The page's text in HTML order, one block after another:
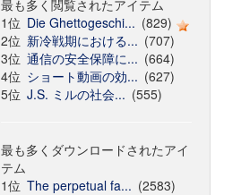
最も多く閲覧されたアイテム
1位 Die Ghettogeschi... (829)
2位 新冷戦期における... (707)
3位 通信の安全保障に... (664)
4位 ショート動画の効... (627)
5位 J.S. ミルの社会... (555)
最も多くダウンロードされたアイ
テム
1位 The perpetual fa... (2583)